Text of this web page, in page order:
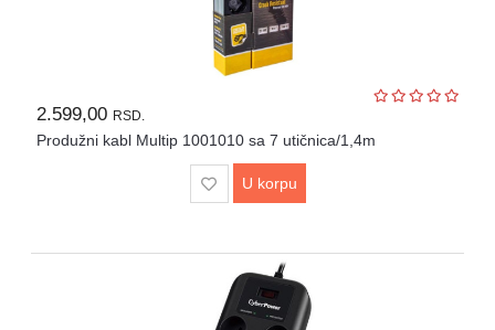
2.599,00 RSD.
Produžni kabl Multip 1001010 sa 7 utičnica/1,4m
U korpu